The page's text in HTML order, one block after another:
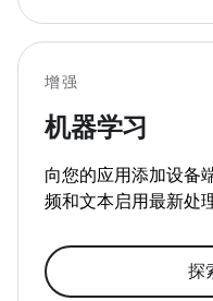
增强
机器学习
向您的应用添加设备
频和文本启用最新处
探